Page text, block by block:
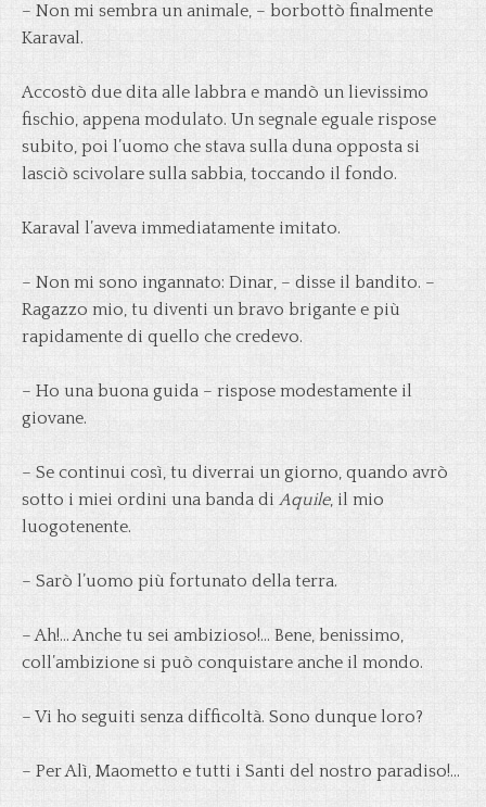
– Non mi sembra un animale, – borbottò finalmente
Karaval.
Accostò due dita alle labbra e mandò un lievissimo
fischio, appena modulato. Un segnale eguale rispose
subito, poi l’uomo che stava sulla duna opposta si
lasciò scivolare sulla sabbia, toccando il fondo.
Karaval l’aveva immediatamente imitato.
– Non mi sono ingannato: Dinar, – disse il bandito. –
Ragazzo mio, tu diventi un bravo brigante e più
rapidamente di quello che credevo.
– Ho una buona guida – rispose modestamente il
giovane.
– Se continui così, tu diverrai un giorno, quando avrò
sotto i miei ordini una banda di Aquile, il mio
luogotenente.
– Sarò l’uomo più fortunato della terra.
– Ah!… Anche tu sei ambizioso!… Bene, benissimo,
coll’ambizione si può conquistare anche il mondo.
– Vi ho seguiti senza difficoltà. Sono dunque loro?
– Per Alì, Maometto e tutti i Santi del nostro paradiso!…